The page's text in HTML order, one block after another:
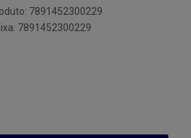
7891452300229
7891452300229